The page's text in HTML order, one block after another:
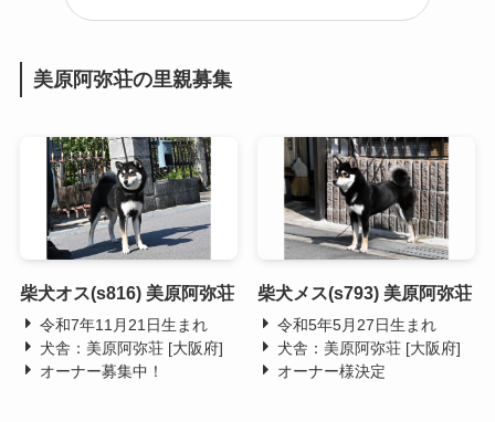
美原阿弥荘の里親募集
柴犬オス(s816) 美原阿弥荘
令和7年11月21日生まれ
犬舎：美原阿弥荘 [大阪府]
オーナー募集中！
柴犬メス(s793) 美原阿弥荘
令和5年5月27日生まれ
犬舎：美原阿弥荘 [大阪府]
オーナー様決定